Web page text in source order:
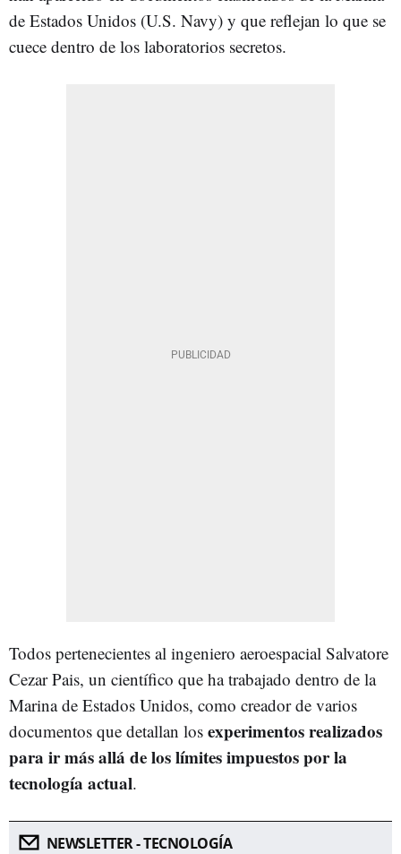
de Estados Unidos (U.S. Navy) y que reflejan lo que se
cuece dentro de los laboratorios secretos.
Todos pertenecientes al ingeniero aeroespacial Salvatore
Cezar Pais, un científico que ha trabajado dentro de la
Marina de Estados Unidos, como creador de varios
documentos que detallan los experimentos realizados
para ir más allá de los límites impuestos por la
tecnología actual.
NEWSLETTER - TECNOLOGÍA